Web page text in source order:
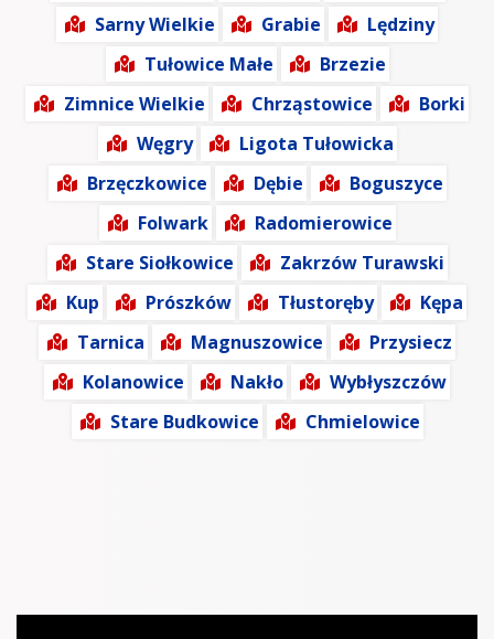
Sarny Wielkie
Grabie
Lędziny
Tułowice Małe
Brzezie
Zimnice Wielkie
Chrząstowice
Borki
Węgry
Ligota Tułowicka
Brzęczkowice
Dębie
Boguszyce
Folwark
Radomierowice
Stare Siołkowice
Zakrzów Turawski
Kup
Prószków Tłustoręby
Kępa
Tarnica
Magnuszowice
Przysiecz
Kolanowice
Nakło
Wybłyszczów
Stare Budkowice
Chmielowice